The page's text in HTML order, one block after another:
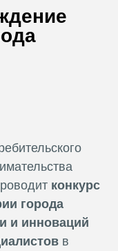
конкурс
города
и инноваций
в